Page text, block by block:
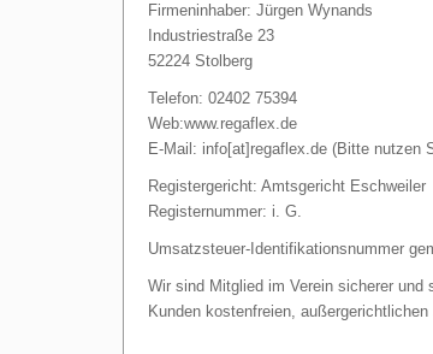
Firmeninhaber: Jürgen Wynands
Industriestraße 23
52224 Stolberg
Telefon: 02402 75394
Web:www.regaflex.de
E-Mail: info[at]regaflex.de (Bitte nutzen
Registergericht: Amtsgericht Eschweiler
Registernummer: i. G.
Umsatzsteuer-Identifikationsnummer
Wir sind Mitglied im Verein sicherer und
Kunden kostenfreien,